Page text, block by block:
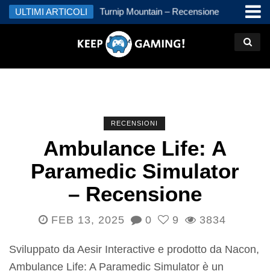
ULTIMI ARTICOLI
– Recensione Turnip Mountain – Recensione
RECENSIONI
Ambulance Life: A
Paramedic Simulator
– Recensione
FEB 13, 2025 0 9 3834
Sviluppato da Aesir Interactive e prodotto da Nacon,
Ambulance Life: A Paramedic Simulator è un